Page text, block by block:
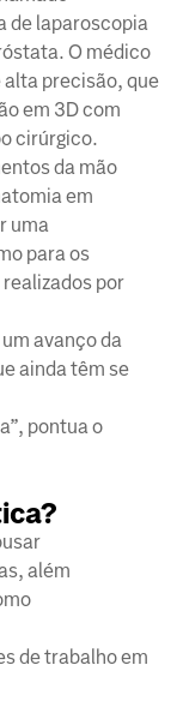
de laparoscopia
O médico
alta precisão, que
em 3D com
cirúrgico.
da mão
em
uma
para os
por
avanço da
ainda têm se
pontua o
além
de trabalho em